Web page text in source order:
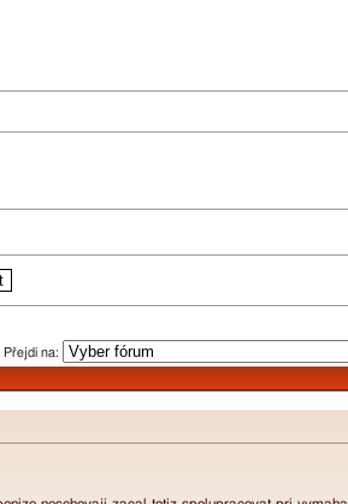
Přejdi na: